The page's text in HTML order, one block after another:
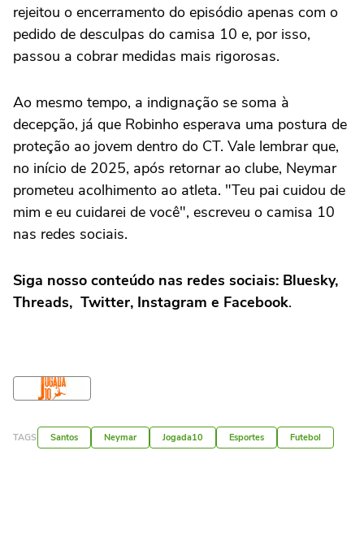
rejeitou o encerramento do episódio apenas com o
pedido de desculpas do camisa 10 e, por isso,
passou a cobrar medidas mais rigorosas.
Ao mesmo tempo, a indignação se soma à
decepção, já que Robinho esperava uma postura de
proteção ao jovem dentro do CT. Vale lembrar que,
no início de 2025, após retornar ao clube, Neymar
prometeu acolhimento ao atleta. "Teu pai cuidou de
mim e eu cuidarei de você", escreveu o camisa 10
nas redes sociais.
Siga nosso conteúdo nas redes sociais: Bluesky,
Threads, Twitter, Instagram e Facebook.
TAGS Santos Neymar Jogada10 Esportes Futebol